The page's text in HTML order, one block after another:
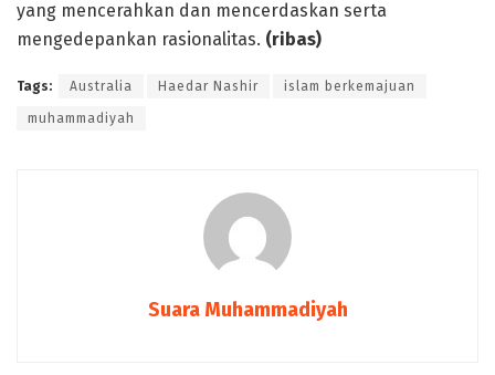
yang mencerahkan dan mencerdaskan serta
mengedepankan rasionalitas. (ribas)
Tags: Australia Haedar Nashir islam berkemajuan
muhammadiyah
Suara Muhammadiyah